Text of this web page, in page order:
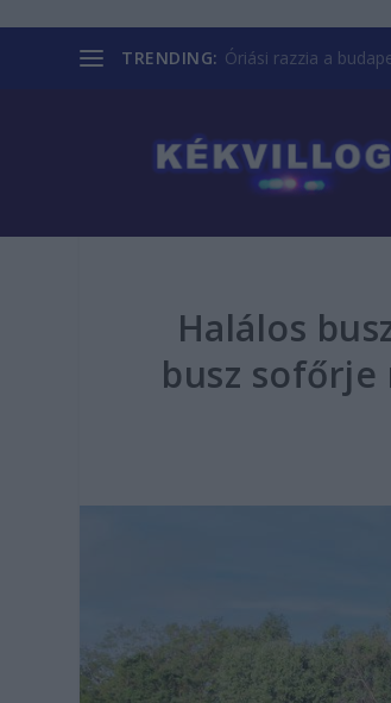
TRENDING: Óriási razzia a
Halálos
busz